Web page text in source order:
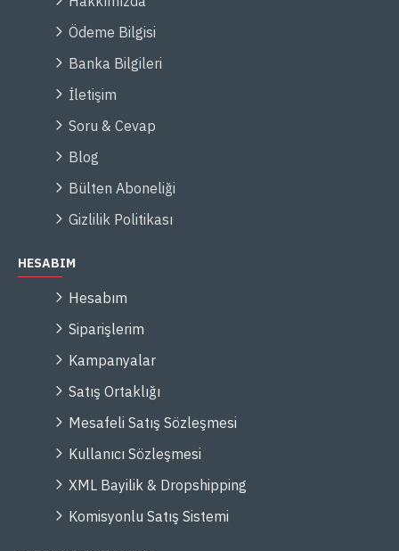
Ödeme Bilgisi
Banka Bilgileri
İletişim
Soru & Cevap
Blog
Bülten Aboneliği
Gizlilik Politikası
HESABIM
Hesabım
Siparişlerim
Kampanyalar
Satış Ortaklığı
Mesafeli Satış Sözleşmesi
Kullanıcı Sözleşmesi
XML Bayilik & Dropshipping
Komisyonlu Satış Sistemi